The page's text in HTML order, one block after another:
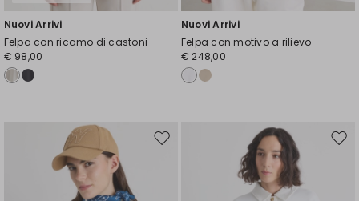
Nuovi Arrivi
Felpa con ricamo di castoni
€ 98,00
Nuovi Arrivi
Felpa con motivo a rilievo
€ 248,00
Sposta